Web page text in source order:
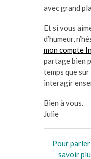
avec grand
Et si vous
d’humeur,
mon compte
partage bien
temps que
interagir
Bien à vous.
Julie
Pour parler
savoir